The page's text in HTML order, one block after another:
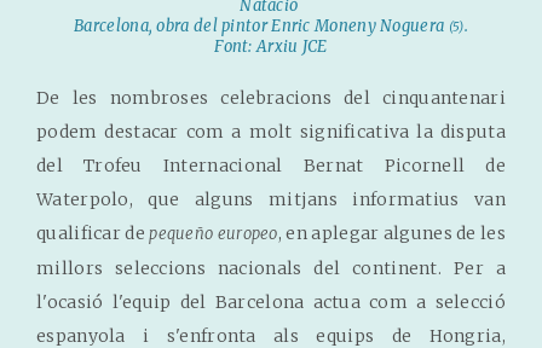
Natació
Barcelona, obra del pintor Enric Moneny Noguera (5).
Font: Arxiu JCE
De les nombroses celebracions del cinquantenari
podem destacar com a molt significativa la disputa
del Trofeu Internacional Bernat Picornell de
Waterpolo, que alguns mitjans informatius van
qualificar depequeño europeo, en aplegar algunes de les
millors seleccions nacionals del continent. Per a
l'ocasió l'equip del Barcelona actua com a selecció
espanyola i s'enfronta als equips de Hongria,